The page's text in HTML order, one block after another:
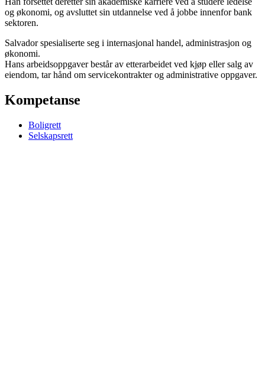
og økonomi, og avsluttet sin utdannelse ved å jobbe innenfor bank
sektoren.
Salvador spesialiserte seg i internasjonal handel, administrasjon og
økonomi.
Hans arbeidsoppgaver består av etterarbeidet ved kjøp eller salg av
eiendom, tar hånd om servicekontrakter og administrative oppgaver.
Kompetanse
Boligrett
Selskapsrett